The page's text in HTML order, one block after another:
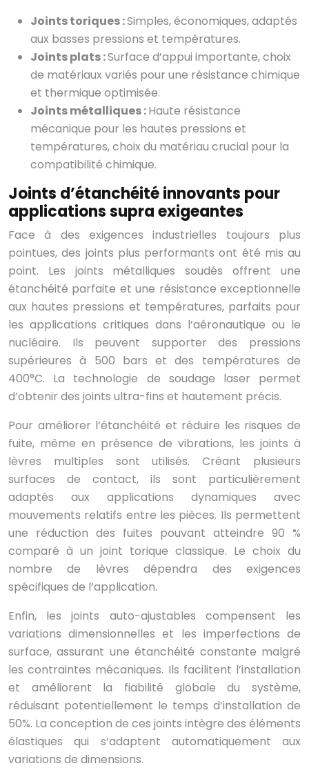
Joints toriques :Simples, économiques, adaptés
aux basses pressions et températures.
Joints plats :Surface d’appui importante, choix
de matériaux variés pour une résistance chimique
et thermique optimisée.
Joints métalliques :Haute résistance
mécanique pour les hautes pressions et
températures, choix du matériau crucial pour la
compatibilité chimique.
Joints d’étanchéité innovants pour
applications supra exigeantes
Face à des exigences industrielles toujours plus
pointues, des joints plus performants ont été mis au
point. Les joints métalliques soudés offrent une
étanchéité parfaite et une résistance exceptionnelle
aux hautes pressions et températures, parfaits pour
les applications critiques dans l’aéronautique ou le
nucléaire. Ils peuvent supporter des pressions
supérieures à 500 bars et des températures de
400°C. La technologie de soudage laser permet
d’obtenir des joints ultra-fins et hautement précis.
Pour améliorer l’étanchéité et réduire les risques de
fuite, même en présence de vibrations, les joints à
lèvres multiples sont utilisés. Créant plusieurs
surfaces de contact, ils sont particulièrement
adaptés aux applications dynamiques avec
mouvements relatifs entre les pièces. Ils permettent
une réduction des fuites pouvant atteindre 90 %
comparé à un joint torique classique. Le choix du
nombre de lèvres dépendra des exigences
spécifiques de l’application.
Enfin, les joints auto-ajustables compensent les
variations dimensionnelles et les imperfections de
surface, assurant une étanchéité constante malgré
les contraintes mécaniques. Ils facilitent l’installation
et améliorent la fiabilité globale du système,
réduisant potentiellement le temps d’installation de
50%. La conception de ces joints intègre des éléments
élastiques qui s’adaptent automatiquement aux
variations de dimensions.